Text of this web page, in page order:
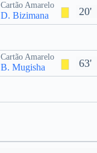
20'
Cartão Amarelo
D. Bizimana
63'
Cartão Amarelo
B. Mugisha